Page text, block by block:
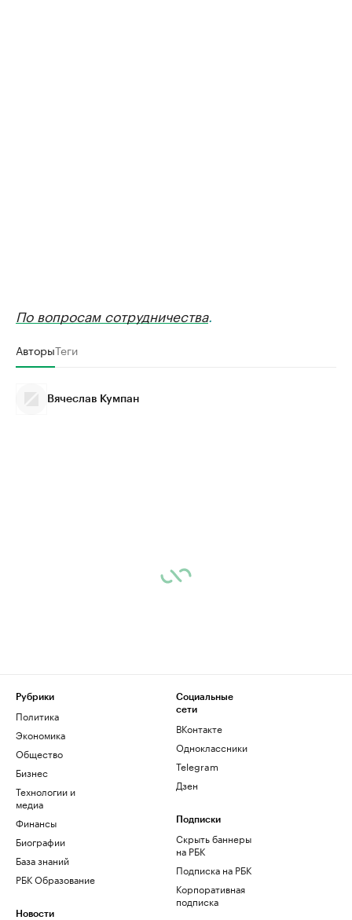
По вопросам сотрудничества.
АвторыТеги
Вячеслав Кумпан
Рубрики
Политика
Экономика
Общество
Бизнес
Технологии и
медиа
Финансы
Биографии
База знаний
РБК Образование
Новости
Социальные
сети
ВКонтакте
Одноклассники
Telegram
Дзен
Подписки
Скрыть баннеры
на РБК
Подписка на РБК
Корпоративная
подписка